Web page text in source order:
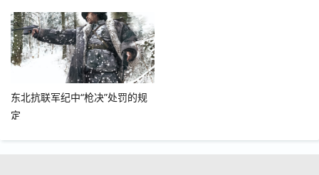
确切时间：1936年2月
东北抗联军纪中“枪决”处罚的规
定